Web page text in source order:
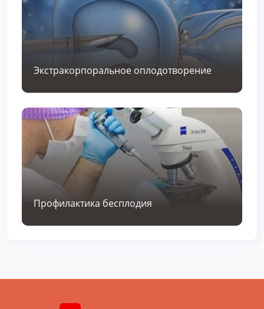
Экстракорпоральное оплодотворение
Профилактика бесплодия